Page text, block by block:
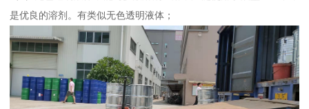
是优良的溶剂。有类似无色透明液体；